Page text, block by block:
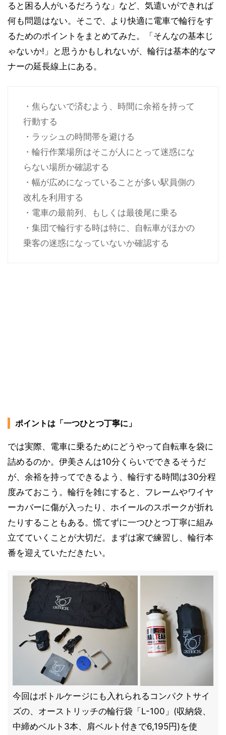
ると困る人がいるだろうな」など、気遣いができれば
何も問題はない。そこで、より快適に電車で輪行をす
るためのポイントをまとめてみた。「そんなの基本じ
ゃないか!」と思うかもしれないが、輪行は基本的なマ
ナーの延長線上にある。
・焦らないで済むよう、時間に余裕を持って
行動する
・ラッシュの時間帯を避ける
・輪行作業場所はそこが人にとって迷惑にな
らない場所か確認する
・幅が広めになっていることが多い駅員側の
改札を利用する
・電車の最前列、もしくは最後尾に乗る
・集団で輪行する時は特に、自転車がほかの
乗客の迷惑になっていないか確認する
ポイントは「一つひとつ丁寧に」
では実際、電車に乗るためにどうやって自転車を袋に
詰めるのか。伊美さんは10分くらいでできるそうだ
が、余裕を持ってできるよう、輪行する時間は30分程
度みておこう。輪行を雑にすると、フレームやワイヤ
ーカバーに傷が入ったり、ホイールのスポークが折れ
たりすることもある。慌てずに一つひとつ丁寧に組み
立てていくことが大切だ。まずは家で練習し、輪行本
番を迎えていただきたい。
今回はボトルケージにも入れられるコンパクトサイ
ズの、オーストリッチの輪行袋「L-100」(収納袋、
中締めベルト3本、肩ベルト付きで6,195円)を使